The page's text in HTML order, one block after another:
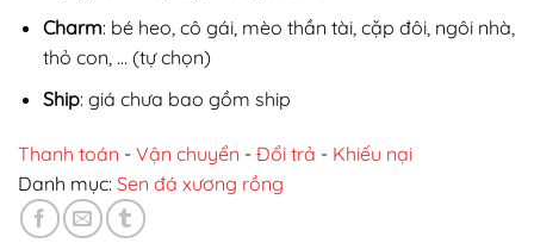
Charm: bé heo, cô gái, mèo thần tài, cặp đôi, ngôi nhà,
thỏ con, … (tự chọn)
Ship: giá chưa bao gồm ship
Thanh toán - Vận chuyển - Đổi trả - Khiếu nại
Danh mục: Sen đá xương rồng